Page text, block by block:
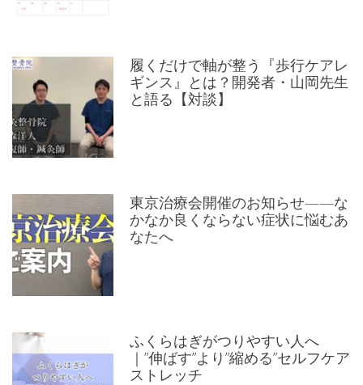
履くだけで軸が整う『歩行ケアレ
ギンス』とは？開発者・山岡先生
と語る【対談】
東京治療会開催のお知らせ——な
かなか良くならない症状に悩むあ
なたへ
ふくらはぎがつりやすい人へ
｜”伸ばす”より”縮める”セルフケア
ストレッチ